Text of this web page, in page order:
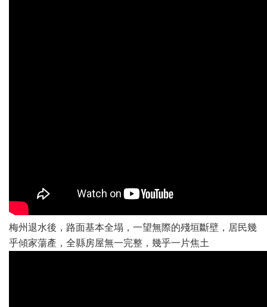
梅州退水後，路面基本全塌，一望無際的殘垣斷壁，居民幾
乎傾家蕩產，全縣房屋無一完整，幾乎一片焦土